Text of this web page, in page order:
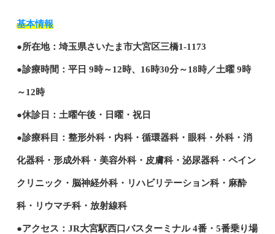
基本情報
●所在地：埼玉県さいたま市大宮区三橋1-1173
●診療時間：平日 9時～12時、16時30分～18時／土曜 9時
～12時
●休診日：土曜午後・日曜・祝日
●診療科目：整形外科・内科・循環器科・眼科・外科・消
化器科・形成外科・美容外科・皮膚科・泌尿器科・ペイン
クリニック・脳神経外科・リハビリテーション科・麻酔
科・リウマチ科・放射線科
●アクセス： JR大宮駅西口バスターミナル 4番・5番乗り場